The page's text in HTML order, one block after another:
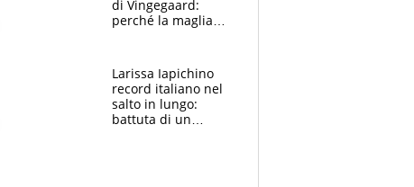
di Vingegaard:
perché la maglia
rischio da evitare
Larissa Iapichino
record italiano nel
salto in lungo:
battuta di un